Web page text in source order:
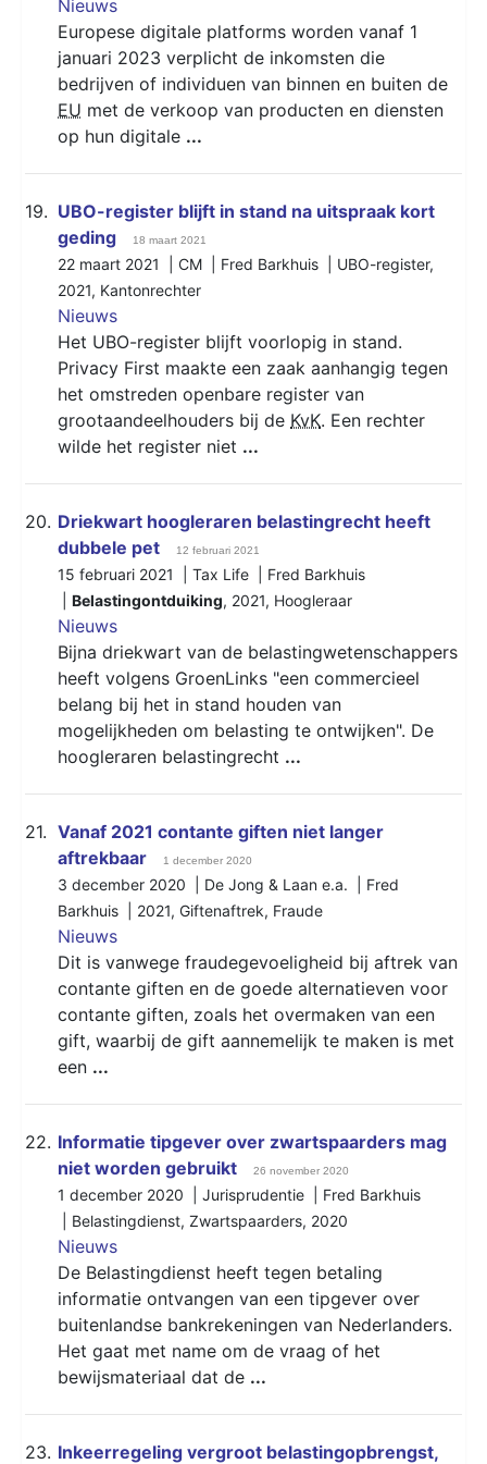
Nieuws
Europese digitale platforms worden vanaf 1
januari 2023 verplicht de inkomsten die
bedrijven of individuen van binnen en buiten de
EU met de verkoop van producten en diensten
op hun digitale ...
19. UBO-register blijft in stand na uitspraak kort
geding
18 maart 2021
22 maart 2021 | CM | Fred Barkhuis | UBO-register,
2021, Kantonrechter
Nieuws
Het UBO-register blijft voorlopig in stand.
Privacy First maakte een zaak aanhangig tegen
het omstreden openbare register van
grootaandeelhouders bij de KvK. Een rechter
wilde het register niet ...
20. Driekwart hoogleraren belastingrecht heeft
dubbele pet
12 februari 2021
15 februari 2021 | Tax Life | Fred Barkhuis
Belastingontduiking, 2021, Hoogleraar
Nieuws
Bijna driekwart van de belastingwetenschappers
heeft volgens GroenLinks "een commercieel
belang bij het in stand houden van
mogelijkheden om belasting te ontwijken". De
hoogleraren belastingrecht ...
21. Vanaf 2021 contante giften niet langer
aftrekbaar
1 december 2020
3 december 2020 | De Jong & Laan e.a. | Fred
Barkhuis | 2021, Giftenaftrek, Fraude
Nieuws
Dit is vanwege fraudegevoeligheid bij aftrek van
contante giften en de goede alternatieven voor
contante giften, zoals het overmaken van een
gift, waarbij de gift aannemelijk te maken is met
een ...
22. Informatie tipgever over zwartspaarders mag
niet worden gebruikt
26 november 2020
1 december 2020 | Jurisprudentie | Fred Barkhuis
Belastingdienst, Zwartspaarders, 2020
Nieuws
De Belastingdienst heeft tegen betaling
informatie ontvangen van een tipgever over
buitenlandse bankrekeningen van Nederlanders.
Het gaat met name om de vraag of het
bewijsmateriaal dat de ...
23. Inkeerregeling vergroot belastingopbrengst,